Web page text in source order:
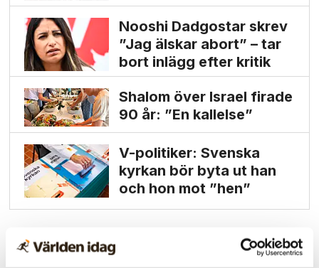
Nooshi Dadgostar skrev
”Jag älskar abort” – tar
bort inlägg efter kritik
Shalom över Israel firade
90 år: ”En kallelse”
V-politiker: Svenska
kyrkan bör byta ut han
och hon mot ”hen”